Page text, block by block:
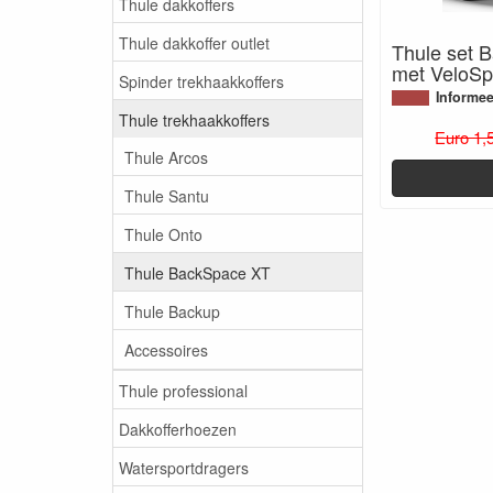
Thule dakkoffer outlet
Spinder trekhaakkoffers
Thule trekhaakkoffers
Thule Arcos
Thule Santu
Thule Onto
Thule BackSpace XT
Thule Backup
Accessoires
Thule professional
Dakkofferhoezen
Watersportdragers
Thule set
met
Euro